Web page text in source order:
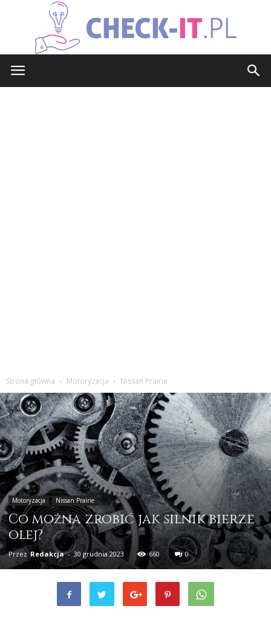
Strona główna Motoryzacja Nissan Prairie
Motoryzacja Nissan Prairie
Co można zrobić jak silnik bierze
olej?
Przez Redakcja - 30 grudnia 2023 660 0